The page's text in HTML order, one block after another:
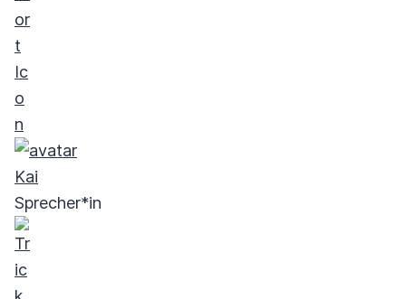
Kai
Sprecher*in